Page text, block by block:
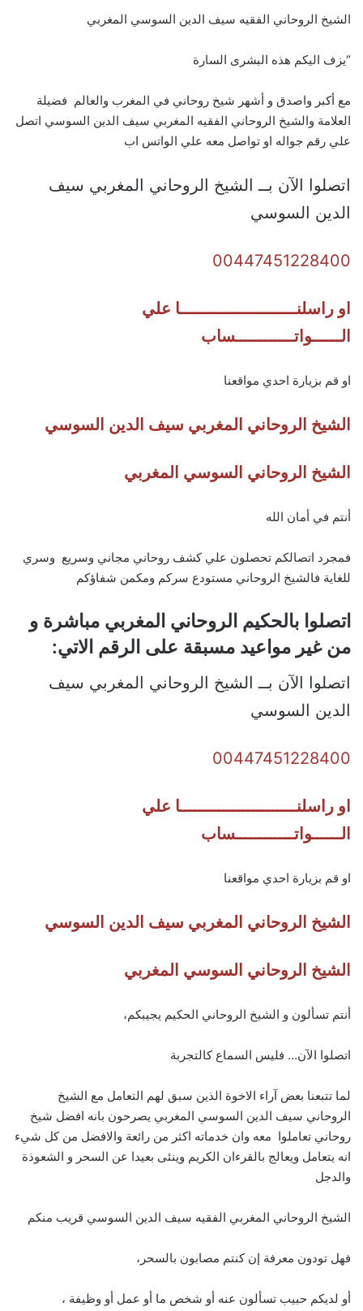
الشيخ الروحاني الفقيه سيف الدين السوسي المغربي
“يزف اليكم هذه البشرى السارة
مع أكبر واصدق و أشهر شيخ روحاني في المغرب والعالم فضيلة
العلامة والشيخ الروحاني الفقيه المغربي سيف الدين السوسي اتصل
علي رقم جواله او تواصل معه علي الواتس اب
اتصلوا الآن بــ الشيخ الروحاني المغربي سيف
الدين السوسي
00447451228400
او راسلنــــــــــــــــــــــــا علي
الــــــواتــــــــــــساب
او قم بزيارة احدي مواقعنا
الشيخ الروحاني المغربي سيف الدين السوسي
الشيخ الروحاني السوسي المغربي
أنتم في أمان الله
فمجرد اتصالكم تحصلون علي كشف روحاني مجاني وسريع وسري
للغاية فالشيخ الروحاني مستودع سركم ومكمن شفاؤكم
اتصلوا بالحكيم الروحاني المغربي مباشرة و
من غير مواعيد مسبقة على الرقم الاتي:
اتصلوا الآن بــ الشيخ الروحاني المغربي سيف
الدين السوسي
00447451228400
او راسلنــــــــــــــــــــــــا علي
الــــــواتــــــــــــساب
او قم بزيارة احدي مواقعنا
الشيخ الروحاني المغربي سيف الدين السوسي
الشيخ الروحاني السوسي المغربي
أنتم تسألون و الشيخ الروحاني الحكيم يجيبكم،
اتصلوا الآن… فليس السماع كالتجربة
لما تتبعنا بعض آراء الاخوة الذين سبق لهم التعامل مع الشيخ
الروحاني سيف الدين السوسي المغربي يصرحون بانه افضل شيخ
روحاني تعاملوا معه وان خدماته اكثر من رائعة والافضل من كل شيء
انه يتعامل ويعالج بالقرءان الكريم وينئى بعيدا عن السحر و الشعوذة
والدجل
الشيخ الروحاني المغربي الفقيه سيف الدين السوسي قريب منكم
فهل تودون معرفة إن كنتم مصابون بالسحر،
أو لديكم حبيب تسألون عنه أو شخص ما أو عمل أو وظيفة ،